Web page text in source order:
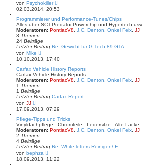
i
t
r
a
g
von Psychokiller
e
u
e
s
t
B
i
t
r
a
g
02.03.2014, 20:53
Programmierer und Performance-Tunes/Chips
Alles über SCT,Predator,Powerchip und Hypertech usw.
Moderatoren: PontiacV8 J.C. Denton Onkel Feix JJ
3 Themen
24 Beiträge
Letzter Beitrag Re: Gewicht für G-Tech 89 GTA
von Mike
e
u
e
s
t
B
i
t
r
a
g
10.10.2013, 17:40
Carfax Vehicle History Reports
Carfax Vehicle History Reports
Moderatoren: PontiacV8 J.C. Denton Onkel Feix JJ
1 Themen
1 Beiträge
Letzter Beitrag Carfax Report
von JJ
e
u
e
s
t
e
r
B
e
i
t
17.09.2013, 07:29
Pflege-Tipps und Tricks
Vinyldachpflege - Chromteile - Ledersitze - Alte Lacke
Moderatoren: PontiacV8 J.C. Denton Onkel Feix JJ
2 Themen
4 Beiträge
Letzter Beitrag Re: White letters Reinigen/ E…
von bephza
e
u
18.09.2013, 11:22